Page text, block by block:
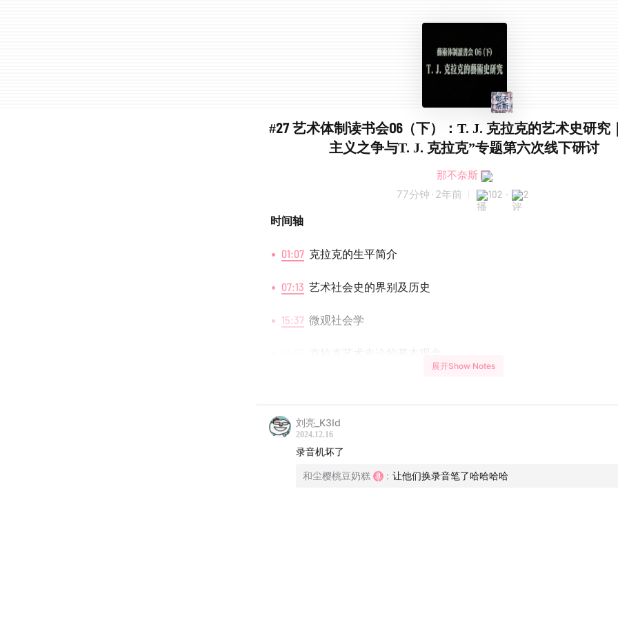
#27 艺术体制读书会06（下）：T. J. 克拉克的艺术史研究
主义之争与T. J. 克拉克”专题第六次线下研讨
那不奈斯
77分钟 · 2年前 102 · 2
时间轴
01:07 克拉克的生平简介
07:13 艺术社会史的界别及历史
15:37 微观社会学
克拉克艺术史论的基本观念
28:26克拉克论平面性
30:05表象世界、表意实践、社会实践
40:24 克拉克的批判观点
展开Show Notes
刘亮_K3Id
2024.12.16
录音机坏了
和尘樱桃豆奶糕 : 让他们换录音笔了哈哈哈哈